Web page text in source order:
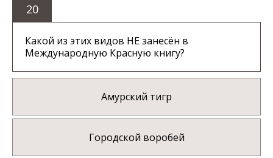
20
Какой из этих видов НЕ занесён в
Международную Красную книгу?
Амурский тигр
Городской воробей